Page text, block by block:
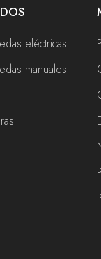
eléctricas
manuales